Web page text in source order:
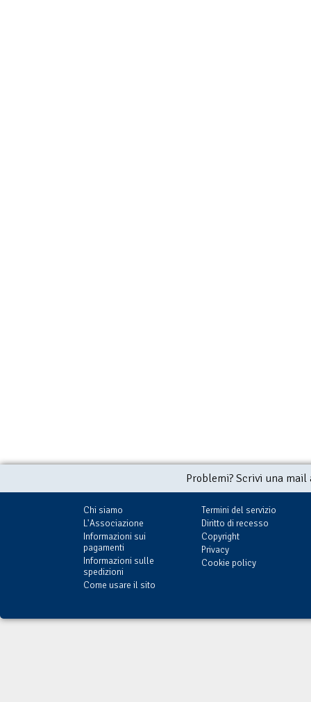
Problemi? Scrivi una
Chi siamo
L'Associazione
Informazioni sui
pagamenti
Informazioni sulle
spedizioni
Come usare il sito
Termini del servizio
Diritto di recesso
Copyright
Privacy
Cookie policy